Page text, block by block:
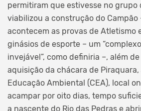
permitiram que estivesse no grupo
viabilizou a construção do Campão
acontecem as provas de Atletismo
ginásios de esporte – um
invejável”, como definiria –, além
aquisição da chácara de
Educação Ambiental (CEA), local
acampar por oito dias, tempo
a nascente do Rio das Pedras e